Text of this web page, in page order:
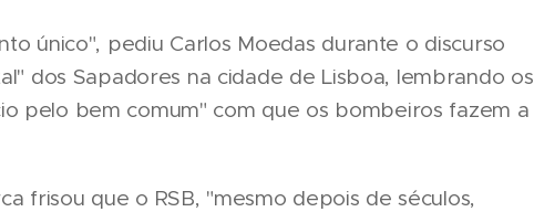
único", pediu Carlos Moedas durante o discurso
dos Sapadores na cidade de Lisboa, lembrando os
pelo bem comum" com que os bombeiros fazem a
frisou que o RSB, "mesmo depois de séculos,